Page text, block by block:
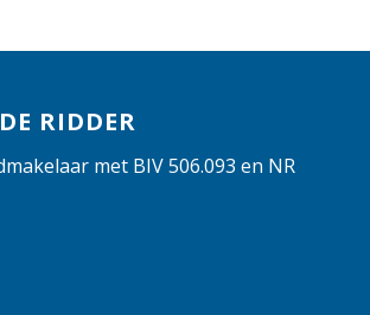
RIDDER
met BIV 506.093 en NR